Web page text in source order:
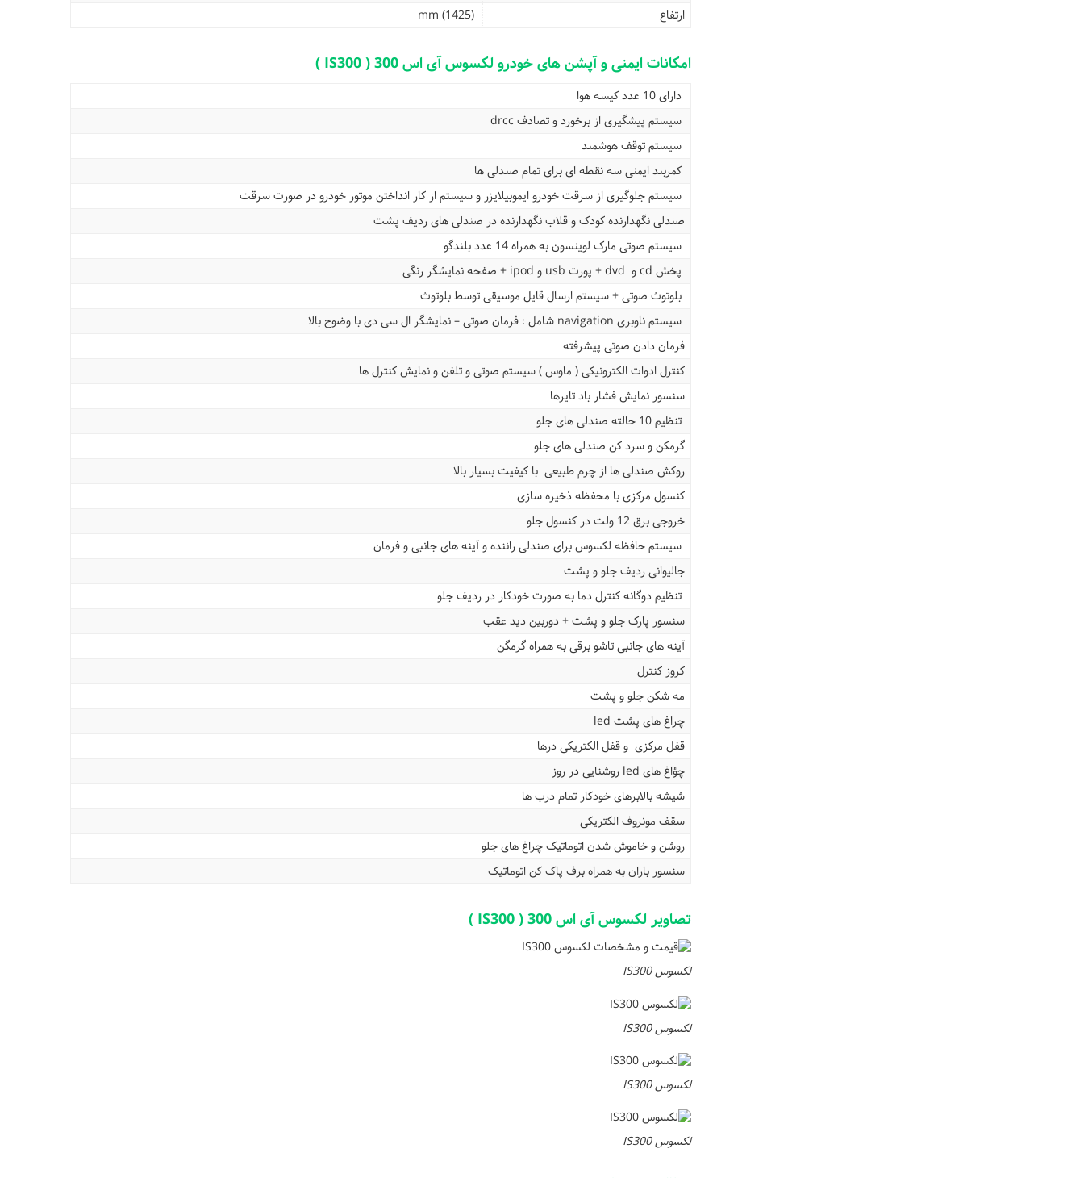
ارتفاع
(1425) mm
امکانات ایمنی و آپشن های خودرو لکسوس آی اس 300 ( IS300 )
دارای 10 عدد کیسه هوا
سیستم پیشگیری از برخورد و تصادف drcc
سیستم توقف هوشمند
کمربند ایمنی سه نقطه ای برای تمام صندلی ها
سیستم جلوگیری از سرقت خودرو ایموبیلایزر و سیستم از کار انداختن موتور خودرو در صورت سرقت
صندلی نگهدارنده کودک و قلاب نگهدارنده در صندلی های ردیف پشت
سیستم صوتی مارک لوینسون به همراه 14 عدد بلندگو
پخش cd و dvd + پورت usb و ipod + صفحه نمایشگر رنگی
بلوتوث صوتی + سیستم ارسال قایل موسیقی توسط بلوتوث
سیستم ناوبری navigation شامل : فرمان صوتی – نمایشگر ال سی دی با وضوح بالا
فرمان دادن صوتی پیشرفته
کنترل ادوات الکترونیکی ( ماوس ) سیستم صوتی و تلفن و نمایش کنترل ها
سنسور نمایش فشار باد تایرها
تنظیم 10 حالته صندلی های جلو
گرمکن و سرد کن صندلی های جلو
روکش صندلی ها از چرم طبیعی با کیفیت بسیار بالا
کنسول مرکزی با محفظه ذخیره سازی
خروجی برق 12 ولت در کنسول جلو
سیستم حافظه لکسوس برای صندلی راننده و آینه های جانبی و فرمان
جالیوانی ردیف جلو و پشت
تنظیم دوگانه کنترل دما به صورت خودکار در ردیف جلو
سنسور پارک جلو و پشت + دوربین دید عقب
آینه های جانبی تاشو برقی به همراه گرمگن
کروز کنترل
مه شکن جلو و پشت
چراغ های پشت led
قفل مرکزی و قفل الکتریکی درها
چؤاغ های led روشنایی در روز
شیشه بالابرهای خودکار تمام درب ها
سقف مونروف الکتریکی
روشن و خاموش شدن اتوماتیک چراغ های جلو
سنسور باران به همراه برف پاک کن اتوماتیک
تصاویر لکسوس آی اس 300 ( IS300 )
لکسوس IS300
لکسوس IS300
لکسوس IS300
لکسوس IS300